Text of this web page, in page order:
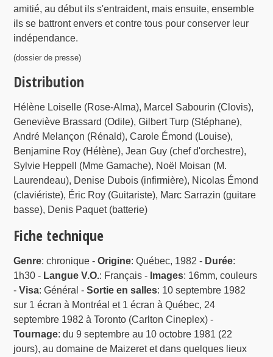
amitié, au début ils s'entraident, mais ensuite, ensemble
ils se battront envers et contre tous pour conserver leur
indépendance.
(dossier de presse)
Distribution
Hélène Loiselle (Rose-Alma), Marcel Sabourin (Clovis),
Geneviève Brassard (Odile), Gilbert Turp (Stéphane),
André Melançon (Rénald), Carole Émond (Louise),
Benjamine Roy (Hélène), Jean Guy (chef d'orchestre),
Sylvie Heppell (Mme Gamache), Noël Moisan (M.
Laurendeau), Denise Dubois (infirmière), Nicolas Émond
(claviériste), Éric Roy (Guitariste), Marc Sarrazin (guitare
basse), Denis Paquet (batterie)
Fiche technique
Genre: chronique -Origine: Québec, 1982 - Durée:
1h30 - Langue V.O.: Français - Images: 16mm, couleurs
-Visa: Général -Sortie en salles: 10 septembre 1982
sur 1 écran à Montréal et 1 écran à Québec, 24
septembre 1982 à Toronto (Carlton Cineplex) -
Tournage: du 9 septembre au 10 octobre 1981 (22
jours), au domaine de Maizeret et dans quelques lieux